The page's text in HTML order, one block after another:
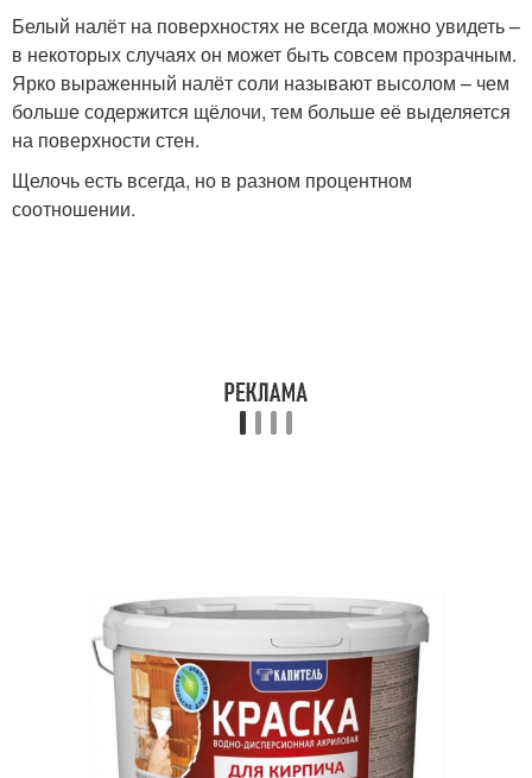
Белый налёт на поверхностях не всегда можно увидеть –
в некоторых случаях он может быть совсем прозрачным.
Ярко выраженный налёт соли называют высолом – чем
больше содержится щёлочи, тем больше её выделяется
на поверхности стен.
Щелочь есть всегда, но в разном процентном
соотношении.